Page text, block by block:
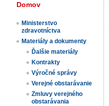
Domov
Ministerstvo
zdravotníctva
Materiály a dokumenty
Ďalšie materiály
Kontrakty
Výročné správy
Verejné obstarávanie
Zmluvy verejného
obstarávania